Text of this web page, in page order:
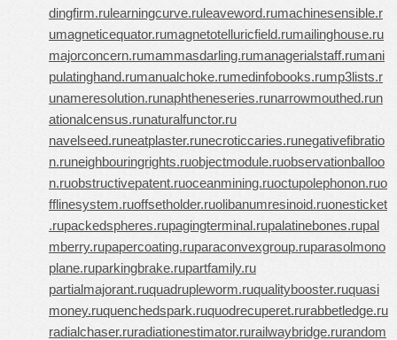
dingfirm.rulearningcurve.ruleaveword.rumachinesensible.r
umagneticequator.rumagnetotelluricfield.rumailinghouse.ru
majorconcern.rumammasdarling.rumanagerialstaff.rumani
pulatinghand.rumanualchoke.rumedinfobooks.rump3lists.r
unameresolution.runaphtheneseries.runarrowmouthed.run
ationalcensus.runaturalfunctor.ru
navelseed.runeatplaster.runecroticcaries.runegativefibratio
n.runeighbouringrights.ruobjectmodule.ruobservationballoo
n.ruobstructivepatent.ruoceanmining.ruoctupolephonon.ruo
fflinesystem.ruoffsetholder.ruolibanumresinoid.ruonesticket
.rupackedspheres.rupagingterminal.rupalatinebones.rupal
mberry.rupapercoating.ruparaconvexgroup.ruparasolmono
plane.ruparkingbrake.rupartfamily.ru
partialmajorant.ruquadrupleworm.ruqualitybooster.ruquasi
money.ruquenchedspark.ruquodrecuperet.rurabbetledge.ru
radialchaser.ruradiationestimator.rurailwaybridge.rurandom